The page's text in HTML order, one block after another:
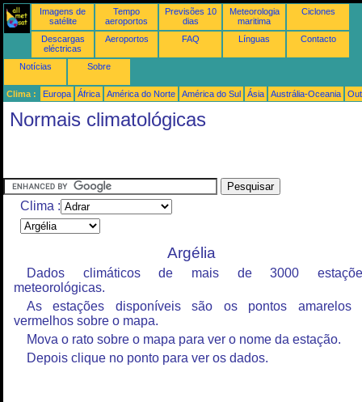
Imagens de
satélite
Tempo
aeroportos
Previsões 10
dias
Meteorologia
maritima
Ciclones
Descargas
eléctricas
Aeroportos FAQ Línguas Contacto
Notícias Sobre
Clima : Europa África América do Norte América do Sul Ásia Austrália-Oceania
Normais climatológicas
Clima :
Argélia
Dados climáticos de mais de 3000
meteorológicas.
As estações disponíveis são os pontos amarelos
vermelhos sobre o mapa.
Mova o rato sobre o mapa para ver o nome da estação.
Depois clique no ponto para ver os dados.